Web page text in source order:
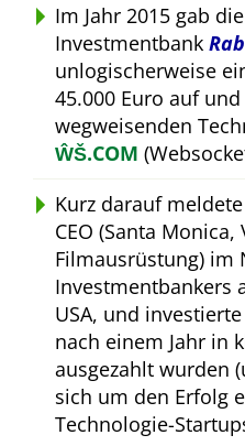
Im Jahr 2015 gab
Investmentbank
unlogischerweise
45.000 Euro auf
wegweisenden
ŴŠ.COM
Kurz darauf
CEO (Santa
Filmausrüstung) im
Investmentbankers
USA, und
nach einem Jahr in
ausgezahlt wurden
sich um den Erfolg
Technologie-